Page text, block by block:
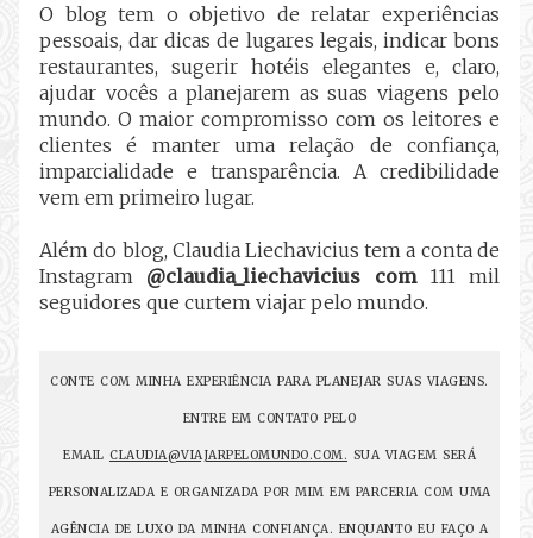
O blog tem o objetivo de relatar experiências
pessoais, dar dicas de lugares legais, indicar bons
restaurantes, sugerir hotéis elegantes e, claro,
ajudar vocês a planejarem as suas viagens pelo
mundo. O maior compromisso com os leitores e
clientes é manter uma relação de confiança,
imparcialidade e transparência. A credibilidade
vem em primeiro lugar.
Além do blog, Claudia Liechavicius tem a conta de
Instagram @claudia_liechavicius com111 mil
seguidores que curtem viajar pelo mundo.
CONTE COM MINHA EXPERIÊNCIA PARA PLANEJAR SUAS VIAGENS.
ENTRE EM CONTATO PELO
EMAIL CLAUDIA@VIAJARPELOMUNDO.COM. SUA VIAGEM SERÁ
PERSONALIZADA E ORGANIZADA POR MIM EM PARCERIA COM UMA
AGÊNCIA DE LUXO DA MINHA CONFIANÇA. ENQUANTO EU FAÇO A